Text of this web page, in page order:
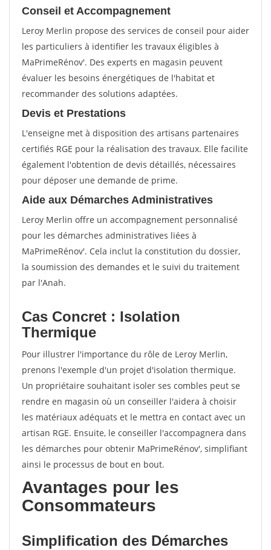
Conseil et Accompagnement
Leroy Merlin propose des services de conseil pour aider
les particuliers à identifier les travaux éligibles à
MaPrimeRénov'. Des experts en magasin peuvent
évaluer les besoins énergétiques de l'habitat et
recommander des solutions adaptées.
Devis et Prestations
L'enseigne met à disposition des artisans partenaires
certifiés RGE pour la réalisation des travaux. Elle facilite
également l'obtention de devis détaillés, nécessaires
pour déposer une demande de prime.
Aide aux Démarches Administratives
Leroy Merlin offre un accompagnement personnalisé
pour les démarches administratives liées à
MaPrimeRénov'. Cela inclut la constitution du dossier,
la soumission des demandes et le suivi du traitement
par l'Anah.
Cas Concret : Isolation
Thermique
Pour illustrer l'importance du rôle de Leroy Merlin,
prenons l'exemple d'un projet d'isolation thermique.
Un propriétaire souhaitant isoler ses combles peut se
rendre en magasin où un conseiller l'aidera à choisir
les matériaux adéquats et le mettra en contact avec un
artisan RGE. Ensuite, le conseiller l'accompagnera dans
les démarches pour obtenir MaPrimeRénov', simplifiant
ainsi le processus de bout en bout.
Avantages pour les
Consommateurs
Simplification des Démarches